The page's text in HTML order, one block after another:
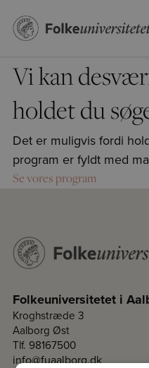
Vi kan
holdet du
Det er muligvis fordi
program er fyldt med
Se vores program
Folkeuniversitetet i
Kroghstræde 3
Aalborg Øst
Tlf. 98167500
info@fuaalborg.dk